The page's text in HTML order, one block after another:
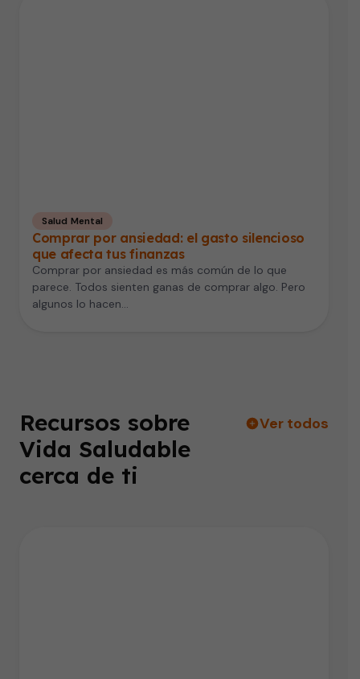
Salud Mental
Comprar por ansiedad: el gasto silencioso
que afecta tus finanzas
Comprar por ansiedad es más común de lo que
parece. Todos sienten ganas de comprar algo. Pero
algunos lo hacen…
Recursos sobre
Vida Saludable
cerca de ti
Ver todos